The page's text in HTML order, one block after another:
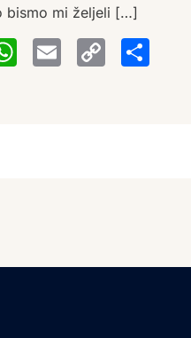
bismo mi željeli […]
Email